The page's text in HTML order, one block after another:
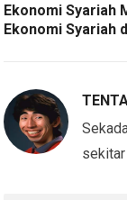
Ekonomi Syariah
Ekonomi Syariah